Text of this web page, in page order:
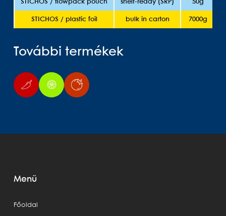
STICHOS / flowpack pouch shelf-ready (SRP) 50g
STICHOS / plastic foil bulk in carton 7000g
További termékek
Menü
Főoldal